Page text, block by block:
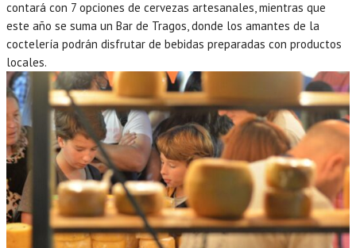
contará con 7 opciones de cervezas artesanales, mientras que
este año se suma un Bar de Tragos, donde los amantes de la
coctelería podrán disfrutar de bebidas preparadas con productos
locales.